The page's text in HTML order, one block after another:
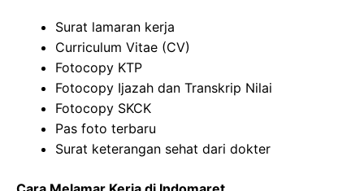
Surat lamaran kerja
Curriculum Vitae (CV)
Fotocopy KTP
Fotocopy Ijazah dan Transkrip Nilai
Fotocopy SKCK
Pas foto terbaru
Surat keterangan sehat dari dokter